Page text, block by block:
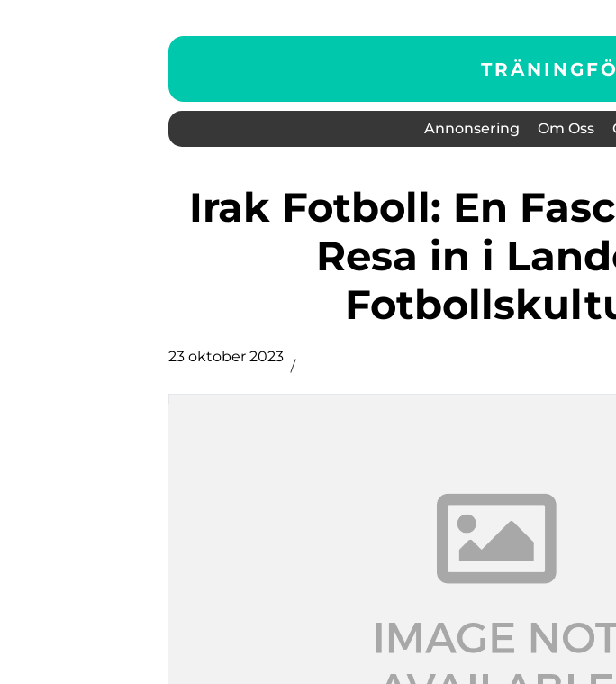
Annonsering Om Oss
Irak Fotboll: En Fascinerande
Resa in i
23 oktober 2023